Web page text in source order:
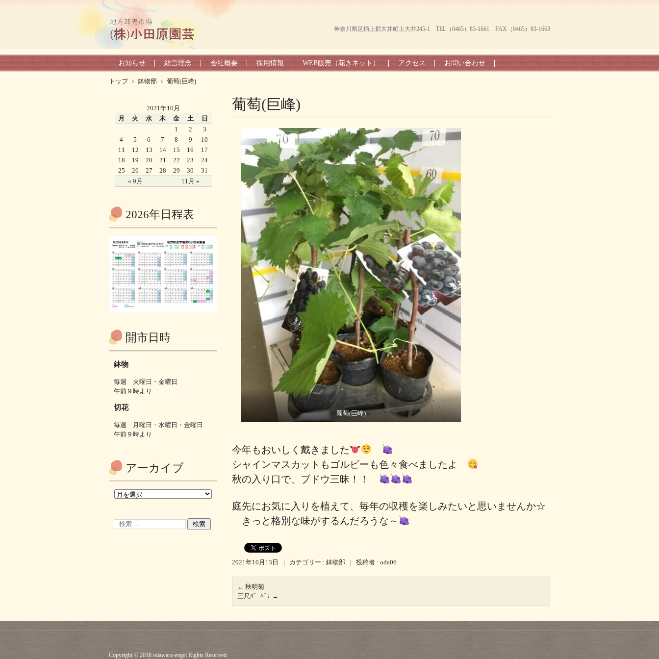
神奈川県足柄上郡大井町上大井245-1 TEL（0465）83-1661 FAX（0465）83-1663
お知らせ 経営理念 会社概要 採用情報 WEB販売（花きネット） アクセス お問い合わせ
トップ › 鉢物部 › 葡萄(巨峰)
葡萄(巨峰)
葡萄(巨峰)
今年もおいしく戴きました
シャインマスカットもゴルビーも色々食べましたよ
秋の入り口で、ブドウ三昧！！
庭先にお気に入りを植えて、毎年の収穫を楽しみたいと思いませんか☆
きっと格別な味がするんだろうな～
2021年10月13日 | カテゴリー : 鉢物部 | 投稿者 : oda06
← 秋明菊
三尺ﾊﾞｰﾍﾞﾅ →
2021年10月
月
火 水 木 金 土 日
« 9月 11月 »
1 2
3
4
5 6 7 8 9
10
11
12 13 14 15 16
17
18
19 20 21 22 23
24
25
26 27 28 29 30 31
2026年日程表
開市日時
鉢物
毎週 火曜日・金曜日
午前９時より
切花
毎週 月曜日・水曜日・金曜日
午前９時より
アーカイブ
Copyright © 2018 odawara-engei Rights Reserved.